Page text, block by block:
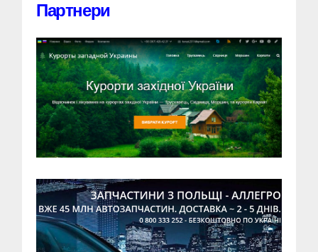
Партнери